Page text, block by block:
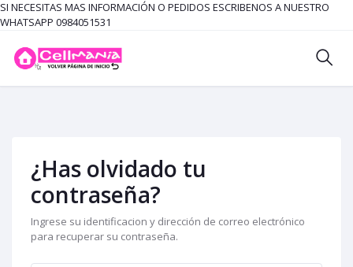
SI NECESITAS MAS INFORMACIÓN O PEDIDOS ESCRIBENOS A NUESTRO
WHATSAPP 0984051531
¿Has olvidado tu
contraseña?
Ingrese su identificacion y dirección de correo electrónico
para recuperar su contraseña.